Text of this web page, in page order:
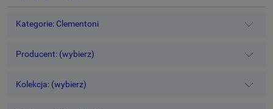
Kategorie: Clementoni
Producent: (wybierz)
Kolekcja: (wybierz)